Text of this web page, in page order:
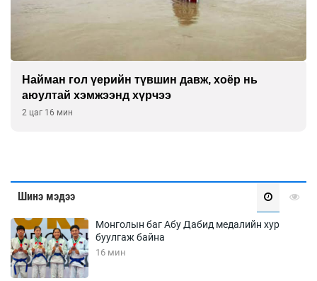
Найман гол үерийн түвшин давж, хоёр нь
аюултай хэмжээнд хүрчээ
2 цаг 16 мин
Шинэ мэдээ
Монголын баг Абу Дабид медалийн хур
буулгаж байна
16 мин